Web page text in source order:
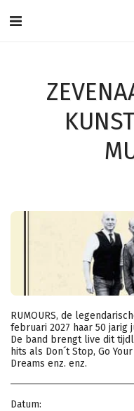
RUMOURS, de
februari 2027 haar 50 jarig
De band brengt live dit
hits als Don´t Stop, Go
Dreams enz. enz.
Datum: